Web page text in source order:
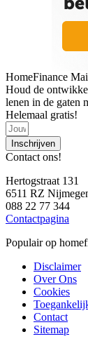
HomeFinance
Houd de
lenen in de gaten
Helemaal gratis!
Inschrijven
Contact ons!
Hertogstraat 131
6511 RZ
088 22 77 344
Contactpagina
Populair op
Disclaimer
Over Ons
Cookies
Contact
Sitemap